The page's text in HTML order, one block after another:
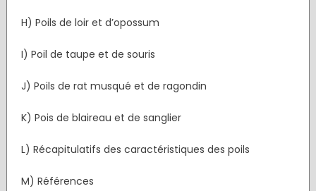
H) Poils de loir et d’opossum
I) Poil de taupe et de souris
J) Poils de rat musqué et de ragondin
K) Pois de blaireau et de sanglier
L) Récapitulatifs des caractéristiques des poils
M) Références